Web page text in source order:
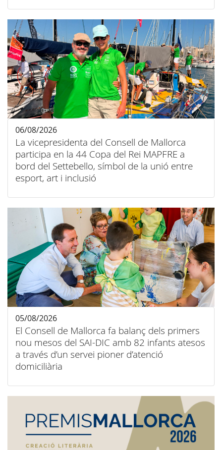
La vicepresidenta del Consell de Mallorca
participa en la 44 Copa del Rei MAPFRE a
bord del Settebello, símbol de la unió entre
esport, art i inclusió
06/08/2026
El Consell de Mallorca fa balanç dels primers
nou mesos del SAI-DIC amb 82 infants atesos
a través d’un servei pioner d’atenció
domiciliària
05/08/2026